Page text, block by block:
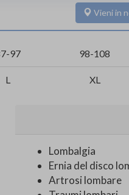
Vieni in
97 98-108
L XL
Lombalgia
Ernia del disco
Artrosi lombare